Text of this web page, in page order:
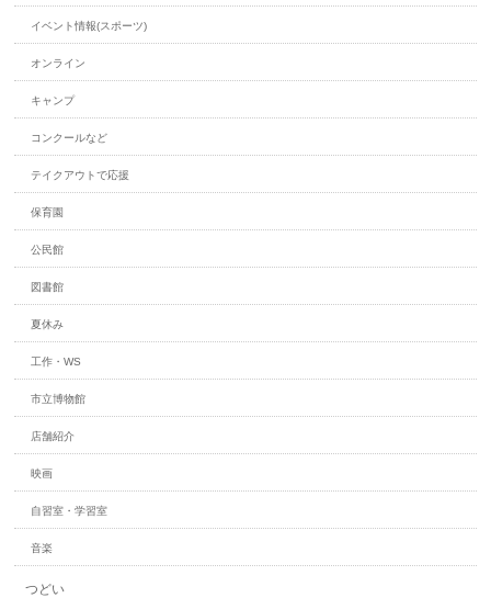
イベント情報(スポーツ)
オンライン
キャンプ
コンクールなど
テイクアウトで応援
保育園
公民館
図書館
夏休み
工作・WS
市立博物館
店舗紹介
映画
自習室・学習室
音楽
つどい